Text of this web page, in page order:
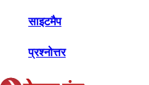
साइटमैप
प्रश्नोत्तर